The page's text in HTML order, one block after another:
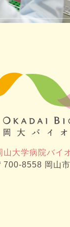
山大学病院バイ
700-8558 岡山